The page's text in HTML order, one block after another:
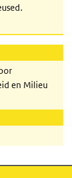
en Milieu